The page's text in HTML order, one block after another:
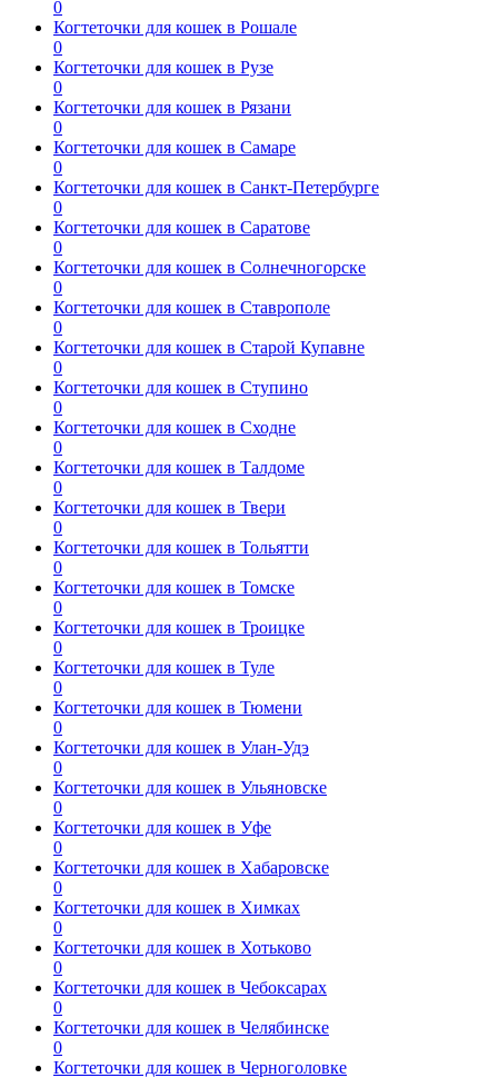
0
Когтеточки для кошек в Рошале
0
Когтеточки для кошек в Рузе
0
Когтеточки для кошек в Рязани
0
Когтеточки для кошек в Самаре
0
Когтеточки для кошек в Санкт-Петербурге
0
Когтеточки для кошек в Саратове
0
Когтеточки для кошек в Солнечногорске
0
Когтеточки для кошек в Ставрополе
0
Когтеточки для кошек в Старой Купавне
0
Когтеточки для кошек в Ступино
0
Когтеточки для кошек в Сходне
0
Когтеточки для кошек в Талдоме
0
Когтеточки для кошек в Твери
0
Когтеточки для кошек в Тольятти
0
Когтеточки для кошек в Томске
0
Когтеточки для кошек в Троицке
0
Когтеточки для кошек в Туле
0
Когтеточки для кошек в Тюмени
0
Когтеточки для кошек в Улан-Удэ
0
Когтеточки для кошек в Ульяновске
0
Когтеточки для кошек в Уфе
0
Когтеточки для кошек в Хабаровске
0
Когтеточки для кошек в Химках
0
Когтеточки для кошек в Хотьково
0
Когтеточки для кошек в Чебоксарах
0
Когтеточки для кошек в Челябинске
0
Когтеточки для кошек в Черноголовке